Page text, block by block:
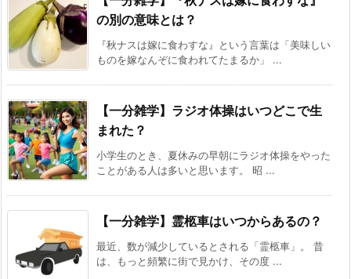
の別の意味とは？
『秋ナスは嫁に食わすな』という言葉は「美味しい
ものを嫁なんぞに食われてたまるか」 ...
【一分雑学】ラジオ体操はいつどこで生
まれた？
小学生のとき、夏休みの早朝にラジオ体操をやった
ことがある人は多いと思います。 昭 ...
【一分雑学】霊柩車はいつからあるの？
最近、数が減少しているとされる「霊柩車」。 昔
は、もっと頻繁に街で見かけ、その度 ...